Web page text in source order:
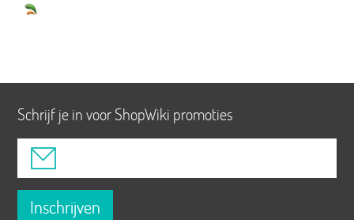
Schrijf je in voor ShopWiki promoties
Inschrijven